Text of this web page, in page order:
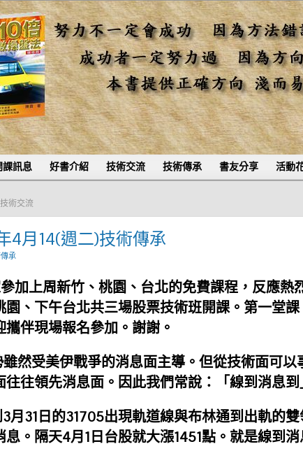
課訊息 好書介紹 技術交流 技術傳承 書友分享 活動
術交流
4月14(週二)技術傳承
承
加上周新竹、桃園、台北的免費課程，反應熱
園、下午台北共三場股票技術班開課。第一堂
攜伴現場報名參加。謝謝。
然受美伊戰爭的消息面主導。但從技術面可
往往領先消息面。因此我們常說：「線到消息到
月31日的31705出現軌道線與布林通到出軌的
息。隔天4月1日台股就大漲1451點。就是線到消